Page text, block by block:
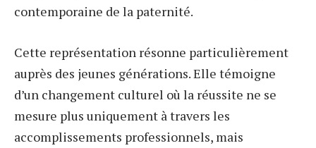
contemporaine de la paternité.
Cette représentation résonne particulièrement
auprès des jeunes générations. Elle témoigne
d’un changement culturel où la réussite ne se
mesure plus uniquement à travers les
accomplissements professionnels, mais